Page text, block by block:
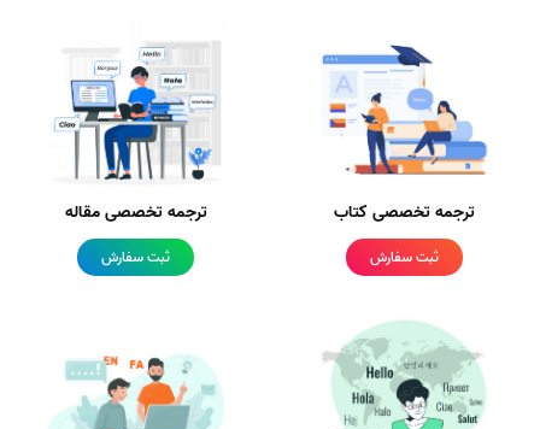
ترجمه تخصصی کتاب
ثبت سفارش
ترجمه تخصصی مقاله
ثبت سفارش